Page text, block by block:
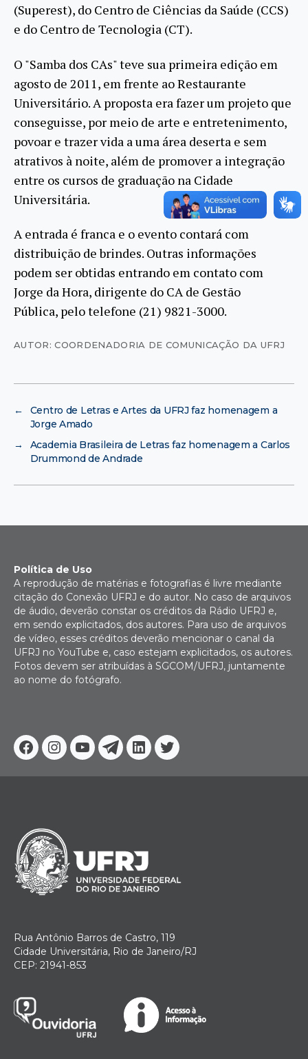
(Superest), do Centro de Ciências da Saúde (CCS)
e do Centro de Tecnologia (CT).
O "Samba dos CAs" teve sua primeira edição em
agosto de 2011, em frente ao Restaurante
Universitário. A proposta era fazer um projeto que
conseguisse, por meio de arte e entretenimento,
povoar e trazer vida a uma área deserta e sem
atrativos à noite, além de promover a integração
entre os cursos de graduação na Cidade
Universitária.
A entrada é franca e o evento contará com
distribuição de brindes. Outras informações
podem ser obtidas entrando em contato com
Jorge da Hora, dirigente do CA de Gestão
Pública, pelo telefone (21) 9821-3000.
AUTOR: COORDENADORIA DE COMUNICAÇÃO DA UFRJ
←
Centro de Letras e Artes da UFRJ faz homenagem a
Jorge Amado
→
Academia Brasileira de Letras faz homenagem a Carlos
Drummond de Andrade
Facebook
Instagram
YoutubeTelegram
Linkedin
Twitter
Política de Uso
A reprodução de matérias e fotografias é livre mediante
citação do Conexão UFRJ e do autor. No caso de arquivos
de áudio, deverão constar os créditos da Rádio UFRJ e,
em sendo explicitados, dos autores. Para uso de arquivos
de vídeo, esses créditos deverão mencionar o canal da
UFRJ no YouTube e, caso estejam explicitados, os autores.
Fotos devem ser atribuídas à SGCOM/UFRJ, juntamente
ao nome do fotógrafo.
Rua Antônio Barros de Castro, 119
Cidade Universitária, Rio de Janeiro/RJ
CEP: 21941-853